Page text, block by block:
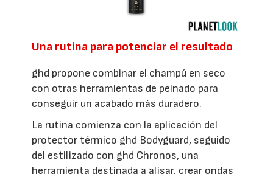
Una rutina para potenciar el resultado
ghd propone combinar el champú en seco
con otras herramientas de peinado para
conseguir un acabado más duradero.
La rutina comienza con la aplicación del
protector térmico ghd Bodyguard, seguido
del estilizado con ghd Chronos, una
herramienta destinada a alisar, crear ondas